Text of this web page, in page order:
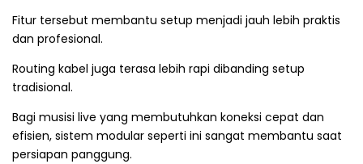
Fitur tersebut membantu setup menjadi jauh lebih praktis
dan profesional.
Routing kabel juga terasa lebih rapi dibanding setup
tradisional.
Bagi musisi live yang membutuhkan koneksi cepat dan
efisien, sistem modular seperti ini sangat membantu saat
persiapan panggung.